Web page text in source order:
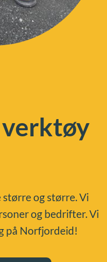
og større. Vi
og bedrifter. Vi
på Norfjordeid!